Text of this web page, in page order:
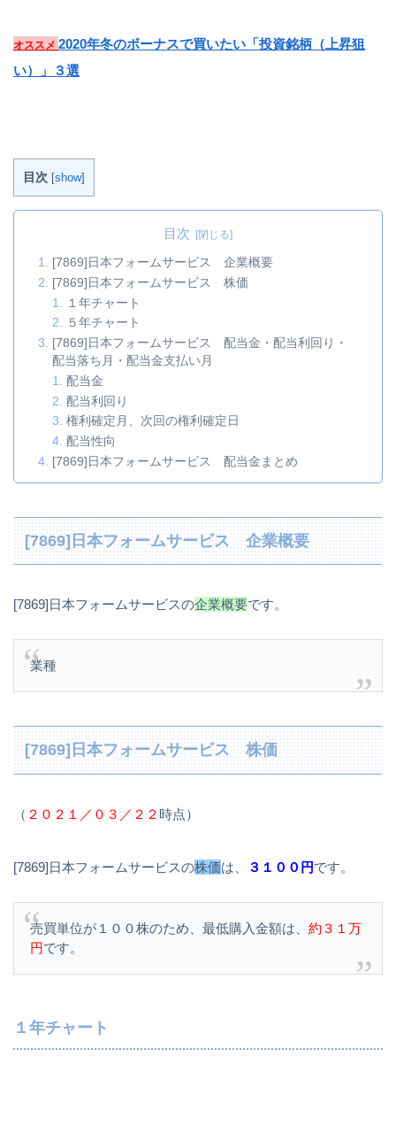
オススメ 2020年冬のボーナスで買いたい「投資銘柄（上昇狙
い）」３選
目次 [show]
目次
[7869]日本フォームサービス 企業概要
[7869]日本フォームサービス 株価
１年チャート
５年チャート
[7869]日本フォームサービス 配当金・配当利回り・
配当落ち月・配当金支払い月
配当金
配当利回り
権利確定月、次回の権利確定日
配当性向
[7869]日本フォームサービス 配当金まとめ
[7869]日本フォームサービス 企業概要
[7869]日本フォームサービスの企業概要です。
業種
[7869]日本フォームサービス 株価
（ ２０２１／０３／２２時点）
[7869]日本フォームサービスの株価は、 ３１００円です。
売買単位が１００株のため、最低購入金額は、 約３１万
円です。
１年チャート